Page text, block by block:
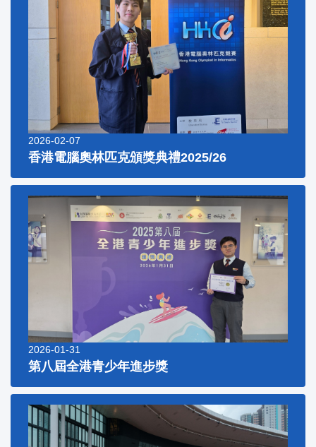
2026-02-07
香港電腦奧林匹克頒獎典禮2025/26
2026-01-31
第八屆全港青少年進步獎